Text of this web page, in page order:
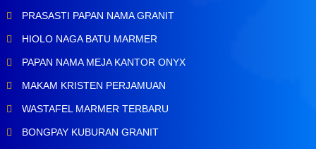
PRASASTI PAPAN NAMA GRANIT
HIOLO NAGA BATU MARMER
PAPAN NAMA MEJA KANTOR ONYX
MAKAM KRISTEN PERJAMUAN
WASTAFEL MARMER TERBARU
BONGPAY KUBURAN GRANIT